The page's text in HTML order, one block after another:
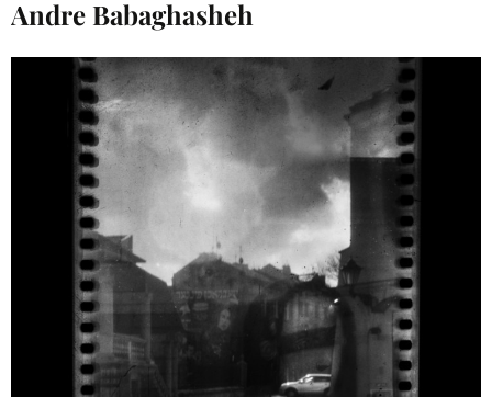
Andre Babaghasheh